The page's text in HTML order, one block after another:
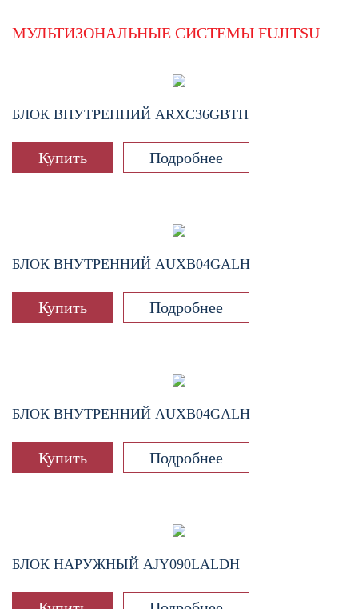
МУЛЬТИЗОНАЛЬНЫЕ СИСТЕМЫ FUJITSU
БЛОК ВНУТРЕННИЙ ARXC36GBTH
Купить Подробнее
БЛОК ВНУТРЕННИЙ AUXB04GALH
Купить Подробнее
БЛОК ВНУТРЕННИЙ AUXB04GALH
Купить Подробнее
БЛОК НАРУЖНЫЙ AJY090LALDH